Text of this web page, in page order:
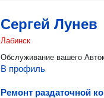
Сергей Лунев
Лабинск
Обслуживание вашего
В профиль
Ремонт раздаточной